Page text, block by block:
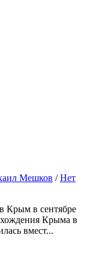
Мешков /Нет
Крым в сентябре
Крыма в
вмест...